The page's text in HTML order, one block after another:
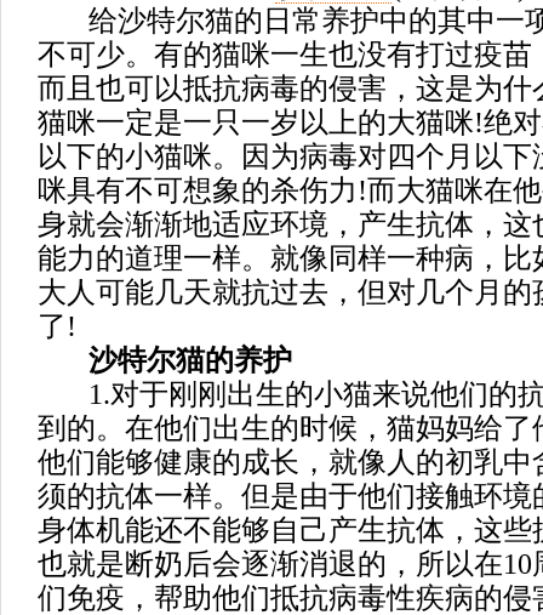
给沙特尔猫的日常养护中的其中一
不可少。有的猫咪一生也没有打过疫苗
而且也可以抵抗病毒的侵害，这是为什
猫咪一定是一只一岁以上的大猫咪!绝
以下的小猫咪。因为病毒对四个月以
咪具有不可想象的杀伤力!而大猫咪在
身就会渐渐地适应环境，产生抗体，这
能力的道理一样。就像同样一种病，比
大人可能几天就抗过去，但对几个月的
了!
沙特尔猫的养护
1.对于刚刚出生的小猫来说他们的
到的。在他们出生的时候，猫妈妈给了
他们能够健康的成长，就像人的初乳中
须的抗体一样。但是由于他们接触环境
身体机能还不能够自己产生抗体，这些
也就是断奶后会逐渐消退的，所以在
们免疫，帮助他们抵抗病毒性疾病的侵